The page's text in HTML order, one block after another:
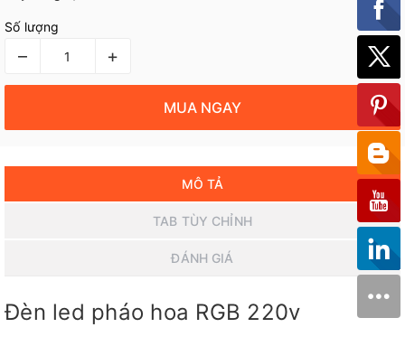
Số lượng
– +
MUA NGAY
MÔ TẢ
TAB TÙY CHỈNH
ĐÁNH GIÁ
Đèn led pháo hoa RGB 220v